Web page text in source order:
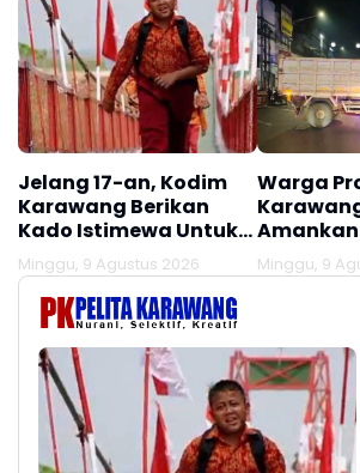
Jelang 17-an, Kodim
Karawang Berikan
Kado Istimewa Untuk
Warga Desa Kalijati
Jatisari
Minggu, 9 Agustus 2026
Warga
Lawan
Minggu, 9